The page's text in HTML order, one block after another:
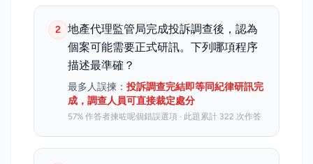
2 地產代理監管局完成投訴調查後，認為
個案可能需要正式研訊。下列哪項程序
描述最準確？
最多人誤揀： 投訴調查完結即等同紀律研訊完
成，調查人員可直接裁定處分
57% 作答者揀咗呢個錯誤選項 · 此題累計 322 次作答